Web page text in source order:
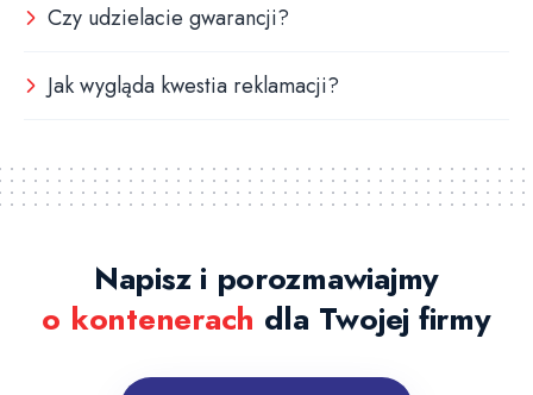
Czy udzielacie gwarancji?
Jak wygląda kwestia reklamacji?
Napisz i porozmawiajmy
o kontenerach dla Twojej firmy